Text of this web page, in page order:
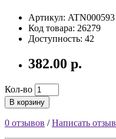
Артикул: ATN000593
Код товара: 26279
Доступность: 42
382.00 р.
Кол-во
В корзину
0 отзывов /Написать отзыв